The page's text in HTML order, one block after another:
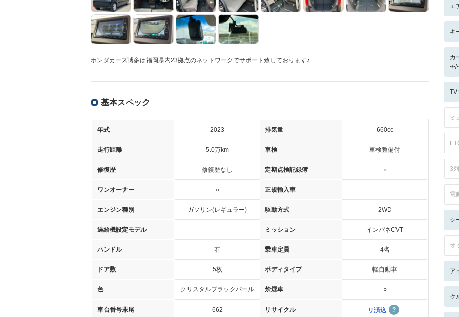
ホンダカーズ博多は福岡県内23拠点のネットワークでサポート致しております♪
基本スペック
年式 2023 排気量 660cc
走行距離 5.0万km 車検 車検整備付
修復歴 修復歴なし 定期点検記録簿 ○
ワンオーナー ○ 正規輸入車 -
エンジン種別 ガソリン(レギュラー) 駆動方式 2WD
過給機設定モデル - ミッション インパネCVT
ハンドル 右 乗車定員 4名
ドア数 5枚 ボディタイプ 軽自動車
色 クリスタルブラックパール 禁煙車 ○
車台番号末尾 662 リサイクル リ済込
エ
キ
カ
ミ
3
電
シ
オ
ア
ク